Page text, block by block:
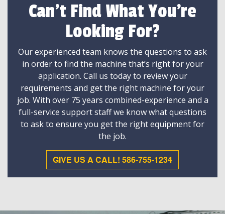
Can't Find What You're
Looking For?
Our experienced team knows the questions to ask
in order to find the machine that’s right for your
application. Call us today to review your
requirements and get the right machine for your
job. With over 75 years combined-experience and a
full-service support staff we know what questions
to ask to ensure you get the right equipment for
the job.
GIVE US A CALL! 586-755-1234